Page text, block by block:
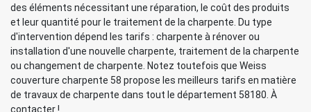
des éléments nécessitant une réparation, le coût des produits
et leur quantité pour le traitement de la charpente. Du type
d'intervention dépend les tarifs : charpente à rénover ou
installation d'une nouvelle charpente, traitement de la charpente
ou changement de charpente. Notez toutefois que Weiss
couverture charpente 58 propose les meilleurs tarifs en matière
de travaux de charpente dans tout le département 58180. À
contacter !